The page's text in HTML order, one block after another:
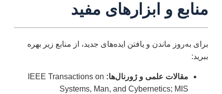
منابع و ابزارهای مفید
برای به‌روز ماندن و یافتن ایده‌های جدید، از منابع زیر بهره
ببرید:
مقالات علمی و ژورنال‌ها: IEEE Transactions on
Systems, Man, and Cybernetics; MIS